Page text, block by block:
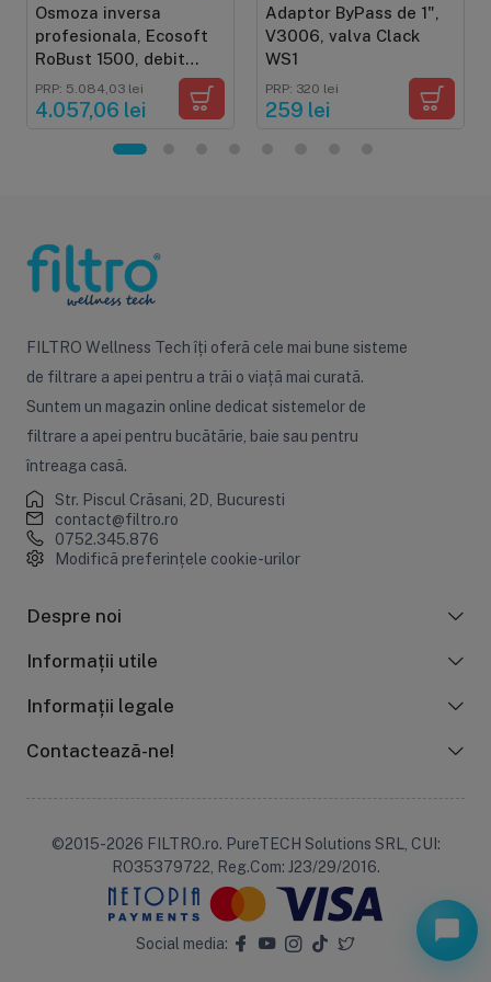
Osmoza inversa
profesionala, Ecosoft
RoBust 1500, debit
direct 90 litri/ora,
membrana 500 GPD,
PRP: 5.084,03 lei
4.057,06 lei
Adaptor ByPass de 1",
V3006, valva Clack
WS1
PRP: 320 lei
259 lei
FILTRO Wellness Tech îți oferă cele mai bune sisteme
de filtrare a apei pentru a trăi o viață mai curată.
Suntem un magazin online dedicat sistemelor de
filtrare a apei pentru bucătărie, baie sau pentru
întreaga casă.
Str. Piscul Crăsani, 2D, Bucuresti
contact@filtro.ro
0752.345.876
Modifică preferințele cookie-urilor
Despre noi
Informații utile
Informații legale
Contactează-ne!
©2015-2026 FILTRO.ro. PureTECH Solutions SRL, CUI:
RO35379722, Reg.Com: J23/29/2016.
Social media: